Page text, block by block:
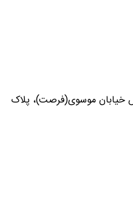
خیابان موسوی(فرصت)، پلاک